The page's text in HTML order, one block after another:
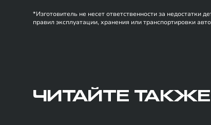
*Изготовитель не несет ответственности за недостатки
правил эксплуатации, хранения или транспортировки
ЧИТАЙТЕ ТАКЖЕ